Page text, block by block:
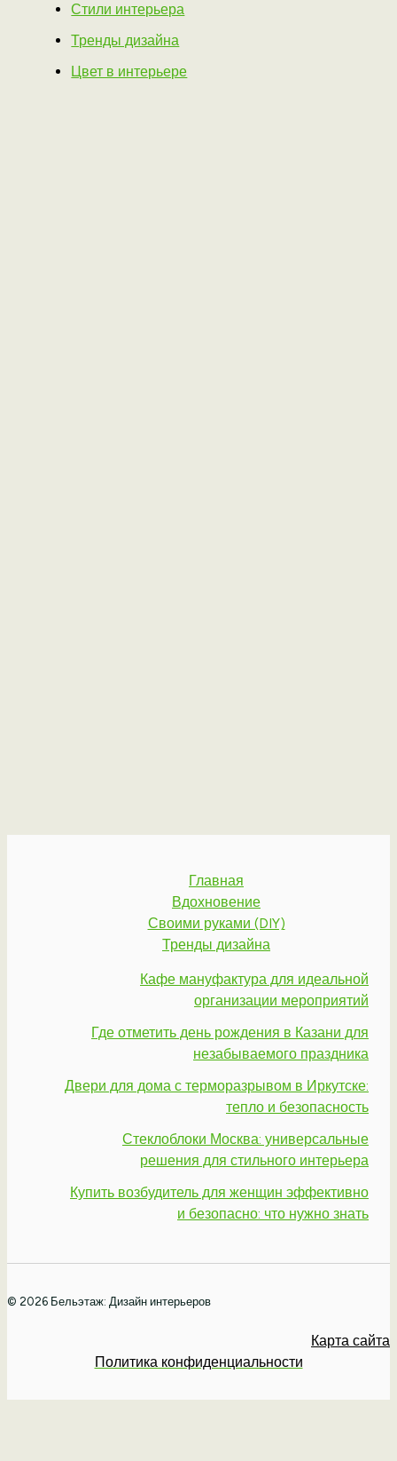
Стили интерьера
Тренды дизайна
Цвет в интерьере
Главная
Вдохновение
Своими руками (DIY)
Тренды дизайна
Кафе мануфактура для идеальной
организации мероприятий
Где отметить день рождения в Казани для
незабываемого праздника
Двери для дома с терморазрывом в Иркутске:
тепло и безопасность
Стеклоблоки Москва: универсальные
решения для стильного интерьера
Купить возбудитель для женщин эффективно
и безопасно: что нужно знать
© 2026 Бельэтаж: Дизайн интерьеров
Карта сайта
Политика конфиденциальности